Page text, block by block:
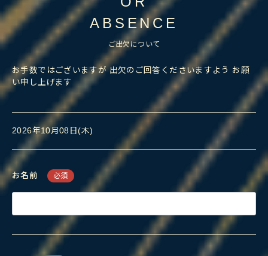
ABSENCE
ご出欠について
お手数ではございますが 出欠のご回答くださいますよう お願
い申し上げます
2026年10月08日(木)
お名前 必須